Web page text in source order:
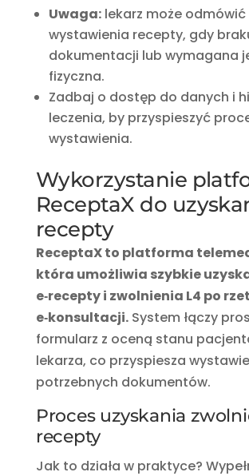
Uwaga:lekarz może odmówić
wystawienia recepty, gdy
dokumentacji lub wymagana
fizyczna.
Zadbaj o dostęp do danych i
leczenia, by przyspieszyć
wystawienia.
Wykorzystanie
ReceptaX do
recepty
ReceptaX to platforma
która umożliwia szybkie
e‑recepty i zwolnienia L4 po
e‑konsultacji.System łączy
formularz z oceną stanu
lekarza, co przyspiesza
potrzebnych dokumentów.
Proces uzyskania
recepty
Jak to działa w praktyce?